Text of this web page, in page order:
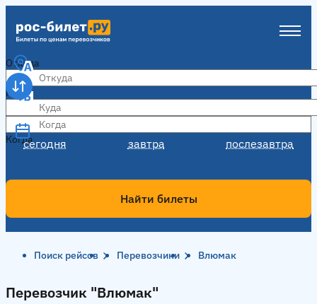
Откуда
Куда
Когда
сегодня завтра послезавтра
Когда
Найти билеты
Поиск рейсов Перевозчики Влюмак
Перевозчик "Влюмак"
Перевозчик "Влюмак"